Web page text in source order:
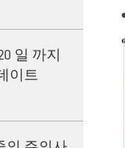
일 까지
이트